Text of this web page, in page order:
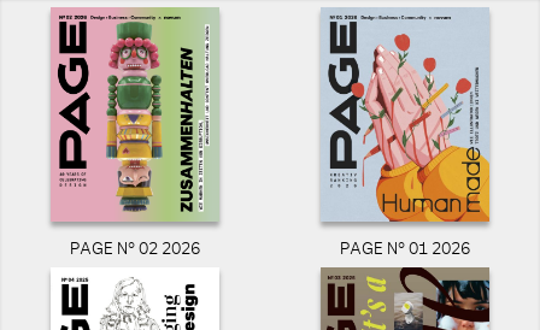
PAGE N° 02 2026 PAGE N° 01 2026